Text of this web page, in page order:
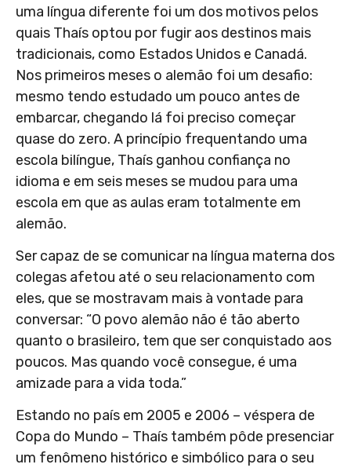
uma língua diferente foi um dos motivos pelos
quais Thaís optou por fugir aos destinos mais
tradicionais, como Estados Unidos e Canadá.
Nos primeiros meses o alemão foi um desafio:
mesmo tendo estudado um pouco antes de
embarcar, chegando lá foi preciso começar
quase do zero. A princípio frequentando uma
escola bilíngue, Thaís ganhou confiança no
idioma e em seis meses se mudou para uma
escola em que as aulas eram totalmente em
alemão.
Ser capaz de se comunicar na língua materna dos
colegas afetou até o seu relacionamento com
eles, que se mostravam mais à vontade para
conversar: “O povo alemão não é tão aberto
quanto o brasileiro, tem que ser conquistado aos
poucos. Mas quando você consegue, é uma
amizade para a vida toda.”
Estando no país em 2005 e 2006 – véspera de
Copa do Mundo – Thaís também pôde presenciar
um fenômeno histórico e simbólico para o seu